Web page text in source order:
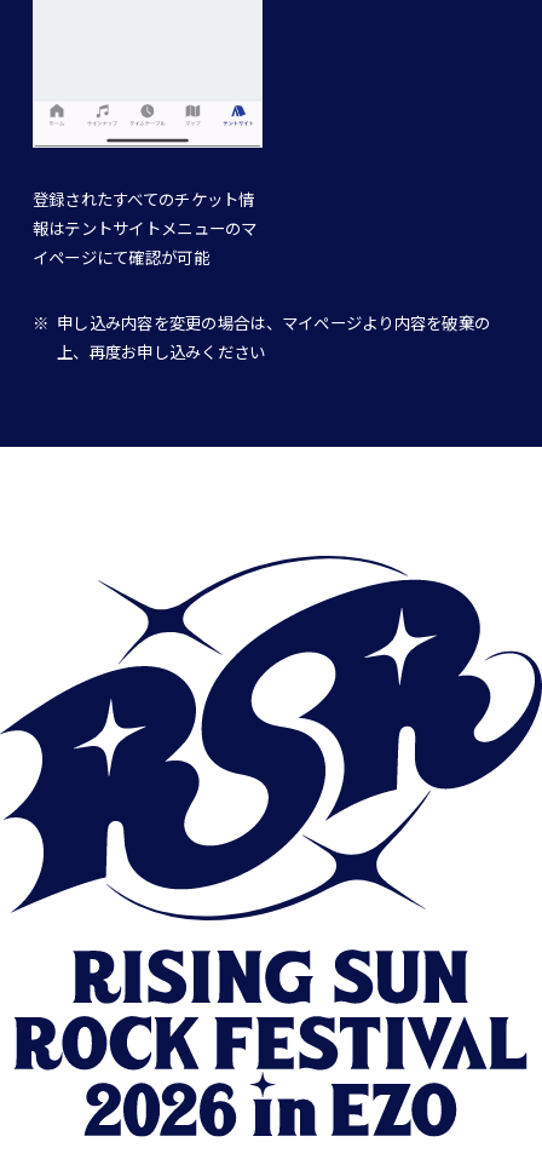
登録されたすべてのチケット情
報はテントサイトメニューのマ
イページにて確認が可能
申し込み内容を変更の場合は、マイページより内容を破棄の
上、再度お申し込みください